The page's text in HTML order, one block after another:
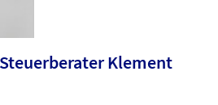
Klement